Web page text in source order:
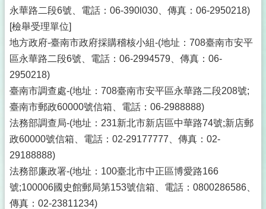
永華路二段6號、電話：06-390l030、傳真：06-2950218)
[檢舉受理單位]
地方政府-臺南市政府採購稽核小組-(地址：708臺南市安平
區永華路二段6號、電話：06-2994579、傳真：06-
2950218)
臺南市調查處-(地址：708臺南市安平區永華路二段208號;
臺南市郵政60000號信箱、電話：06-2988888)
法務部調查局-(地址：231新北市新店區中華路74號;新店郵
政60000號信箱、電話：02-29177777、傳真：02-
29188888)
法務部廉政署-(地址：100臺北市中正區博愛路166
號;100006國史館郵局第153號信箱、電話：0800286586、
傳真：02-23811234)